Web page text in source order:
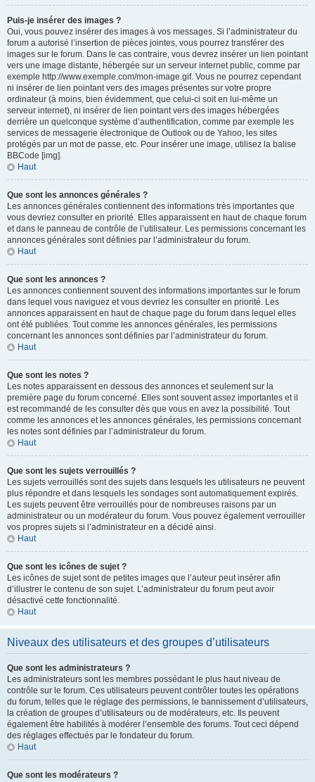
Puis-je insérer des images ?
Oui, vous pouvez insérer des images à vos messages. Si l’administrateur du
forum a autorisé l’insertion de pièces jointes, vous pourrez transférer des
images sur le forum. Dans le cas contraire, vous devrez insérer un lien pointant
vers une image distante, hébergée sur un serveur internet public, comme par
exemple http://www.exemple.com/mon-image.gif. Vous ne pourrez cependant
ni insérer de lien pointant vers des images présentes sur votre propre
ordinateur (à moins, bien évidemment, que celui-ci soit en lui-même un
serveur internet), ni insérer de lien pointant vers des images hébergées
derrière un quelconque système d’authentification, comme par exemple les
services de messagerie électronique de Outlook ou de Yahoo, les sites
protégés par un mot de passe, etc. Pour insérer une image, utilisez la balise
BBCode [img].
Haut
Que sont les annonces générales ?
Les annonces générales contiennent des informations très importantes que
vous devriez consulter en priorité. Elles apparaissent en haut de chaque forum
et dans le panneau de contrôle de l’utilisateur. Les permissions concernant les
annonces générales sont définies par l’administrateur du forum.
Haut
Que sont les annonces ?
Les annonces contiennent souvent des informations importantes sur le forum
dans lequel vous naviguez et vous devriez les consulter en priorité. Les
annonces apparaissent en haut de chaque page du forum dans lequel elles
ont été publiées. Tout comme les annonces générales, les permissions
concernant les annonces sont définies par l’administrateur du forum.
Haut
Que sont les notes ?
Les notes apparaissent en dessous des annonces et seulement sur la
première page du forum concerné. Elles sont souvent assez importantes et il
est recommandé de les consulter dès que vous en avez la possibilité. Tout
comme les annonces et les annonces générales, les permissions concernant
les notes sont définies par l’administrateur du forum.
Haut
Que sont les sujets verrouillés ?
Les sujets verrouillés sont des sujets dans lesquels les utilisateurs ne peuvent
plus répondre et dans lesquels les sondages sont automatiquement expirés.
Les sujets peuvent être verrouillés pour de nombreuses raisons par un
administrateur ou un modérateur du forum. Vous pouvez également verrouiller
vos propres sujets si l’administrateur en a décidé ainsi.
Haut
Que sont les icônes de sujet ?
Les icônes de sujet sont de petites images que l’auteur peut insérer afin
d’illustrer le contenu de son sujet. L’administrateur du forum peut avoir
désactivé cette fonctionnalité.
Haut
Niveaux des utilisateurs et des groupes d’utilisateurs
Que sont les administrateurs ?
Les administrateurs sont les membres possédant le plus haut niveau de
contrôle sur le forum. Ces utilisateurs peuvent contrôler toutes les opérations
du forum, telles que le réglage des permissions, le bannissement d’utilisateurs,
la création de groupes d’utilisateurs ou de modérateurs, etc. Ils peuvent
également être habilités à modérer l’ensemble des forums. Tout ceci dépend
des réglages effectués par le fondateur du forum.
Haut
Que sont les modérateurs ?